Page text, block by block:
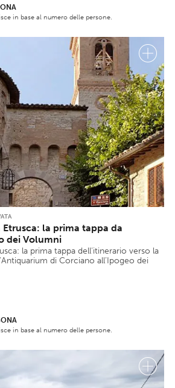
in base al numero delle persone.
la prima tappa da
dei Volumni
la prima tappa dell’itinerario verso la
di Corciano all’Ipogeo dei
in base al numero delle persone.